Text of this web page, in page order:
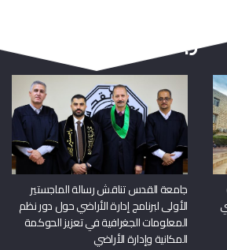
ربما يعجبك أيضا
جامعة القدس تناقش رسالة الماجستير
الأولى لبرنامج إدارة الأراضي حول دور نظم
المعلومات الجغرافية في تعزيز الحوكمة
المكانية وإدارة الأراضي